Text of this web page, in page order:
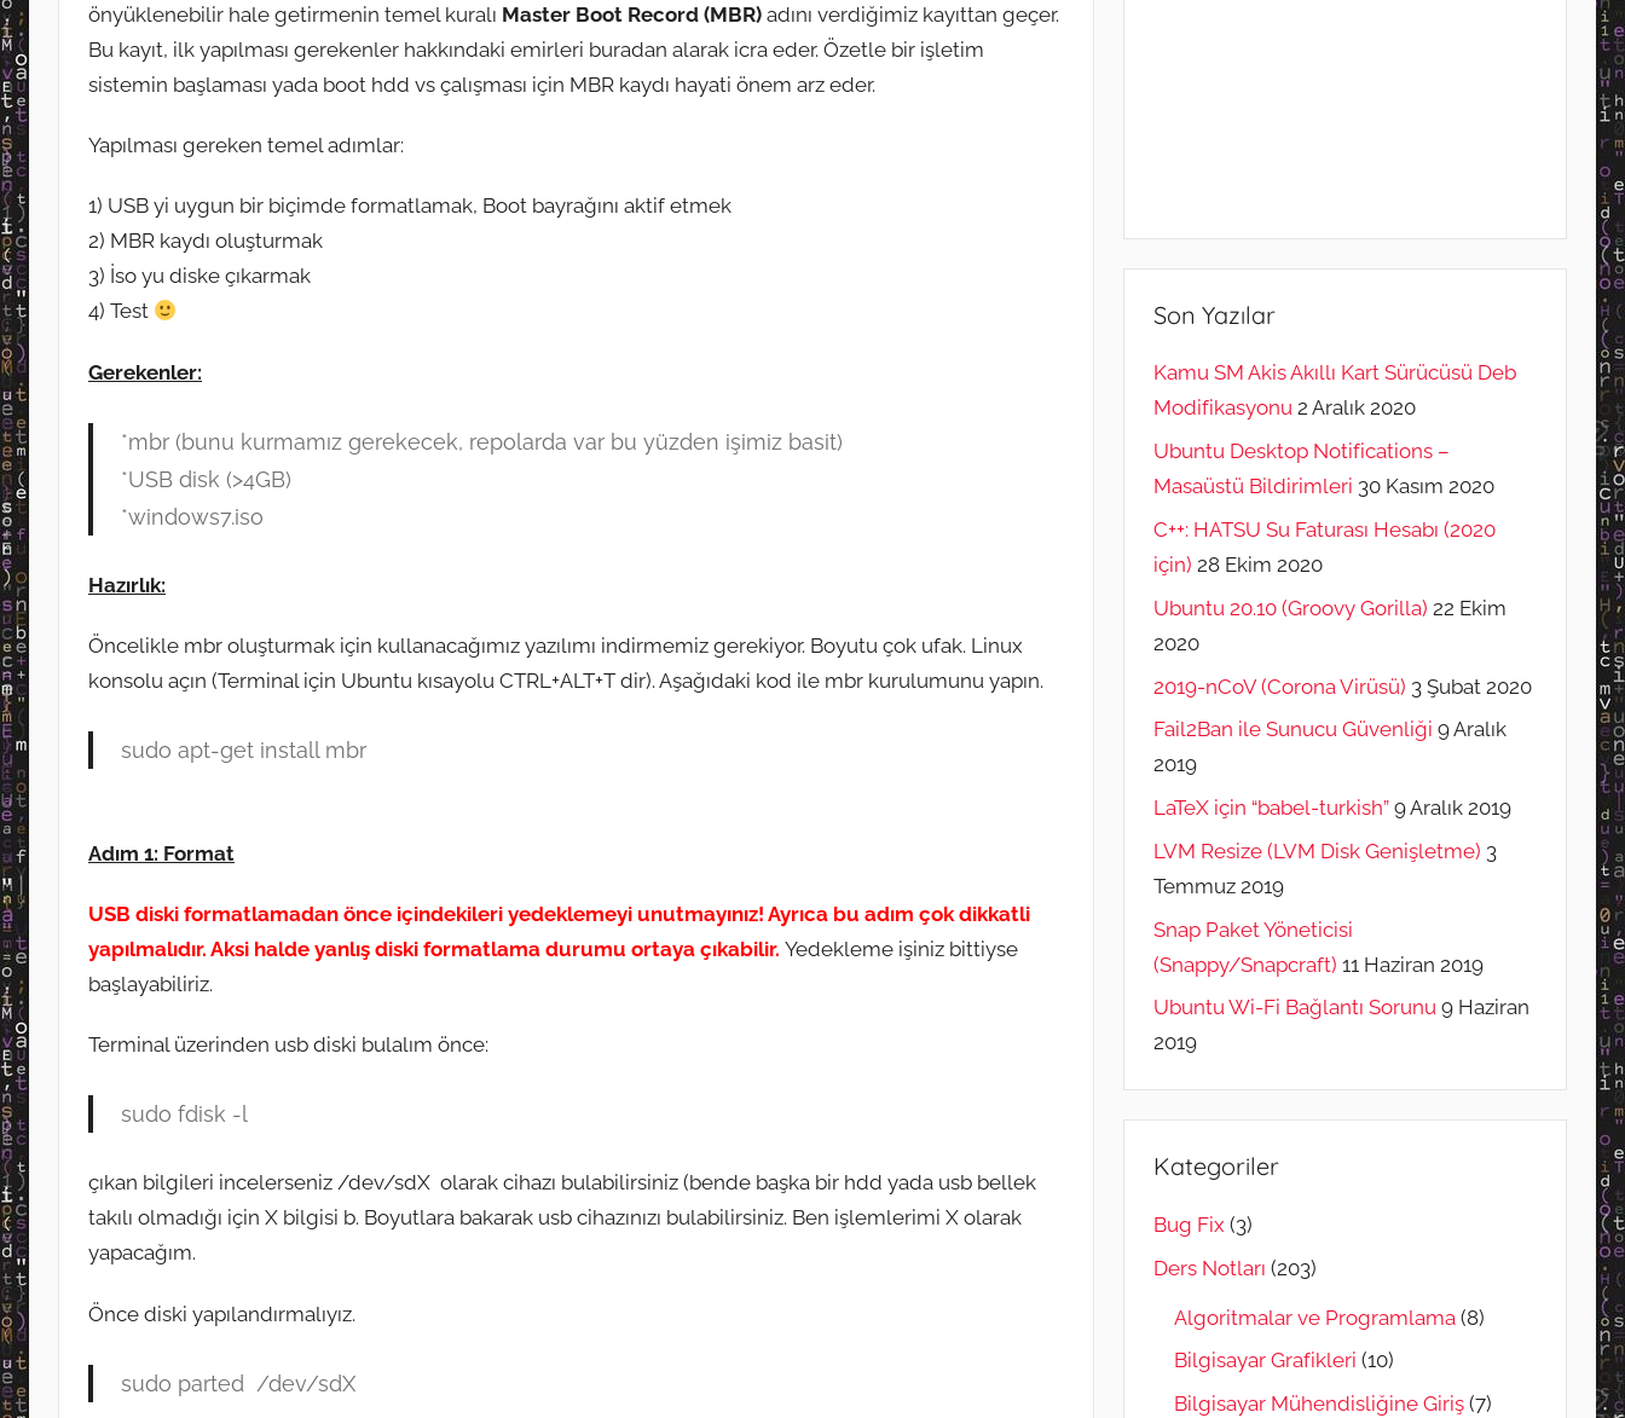
önyüklenebilir hale getirmenin temel kuralı Master Boot Record (MBR) adını verdiğimiz kayıttan geçer.
Bu kayıt, ilk yapılması gerekenler hakkındaki emirleri buradan alarak icra eder. Özetle bir işletim
sistemin başlaması yada boot hdd vs çalışması için MBR kaydı hayati önem arz eder.
Yapılması gereken temel adımlar:
1) USB yi uygun bir biçimde formatlamak, Boot bayrağını aktif etmek
2) MBR kaydı oluşturmak
3) İso yu diske çıkarmak
4) Test
Gerekenler:
*mbr (bunu kurmamız gerekecek, repolarda var bu yüzden işimiz basit)
*USB disk (>4GB)
*windows7.iso
Hazırlık:
Öncelikle mbr oluşturmak için kullanacağımız yazılımı indirmemiz gerekiyor. Boyutu çok ufak. Linux
konsolu açın (Terminal için Ubuntu kısayolu CTRL+ALT+T dir). Aşağıdaki kod ile mbr kurulumunu yapın.
sudo apt-get install mbr
Adım 1: Format
USB diski formatlamadan önce içindekileri yedeklemeyi unutmayınız! Ayrıca bu adım çok dikkatli
yapılmalıdır. Aksi halde yanlış diski formatlama durumu ortaya çıkabilir. Yedekleme işiniz bittiyse
başlayabiliriz.
Terminal üzerinden usb diski bulalım önce:
sudo fdisk -l
çıkan bilgileri incelerseniz /dev/sdX olarak cihazı bulabilirsiniz (bende başka bir hdd yada usb bellek
takılı olmadığı için X bilgisi b. Boyutlara bakarak usb cihazınızı bulabilirsiniz. Ben işlemlerimi X olarak
yapacağım.
Önce diski yapılandırmalıyız.
sudo parted /dev/sdX
Son Yazılar
Kamu SM Akis Akıllı Kart Sürücüsü Deb
Modifikasyonu 2 Aralık 2020
Ubuntu Desktop Notifications –
Masaüstü Bildirimleri 30 Kasım 2020
C++: HATSU Su Faturası Hesabı (2020
için) 28 Ekim 2020
Ubuntu 20.10 (Groovy Gorilla) 22 Ekim
2020
2019-nCoV (Corona Virüsü) 3 Şubat 2020
Fail2Ban ile Sunucu Güvenliği 9 Aralık
2019
LaTeX için “babel-turkish” 9 Aralık 2019
LVM Resize (LVM Disk Genişletme) 3
Temmuz 2019
Snap Paket Yöneticisi
(Snappy/Snapcraft) 11 Haziran 2019
Ubuntu Wi-Fi Bağlantı Sorunu 9 Haziran
2019
Kategoriler
Bug Fix (3)
Ders Notları (203)
Algoritmalar ve Programlama (8)
Bilgisayar Grafikleri (10)
Bilgisayar Mühendisliğine Giriş(7)